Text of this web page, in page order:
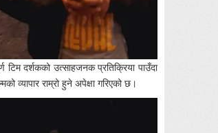
टिम दर्शकको उत्साहजनक प्रतिक्रिया पाउँदा
व्यापार राम्रो हुने अपेक्षा गरिएको छ।